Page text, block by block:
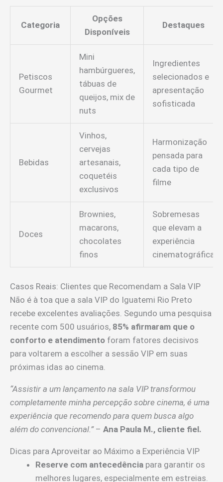
Categoria
Opções
Disponíveis
Destaques
Petiscos
Gourmet
Mini
hambúrgueres,
tábuas de
queijos, mix de
nuts
Ingredientes
selecionados e
apresentação
sofisticada
Bebidas
Vinhos,
cervejas
artesanais,
coquetéis
exclusivos
Harmonização
pensada para
cada tipo de
filme
Doces
Brownies,
macarons,
chocolates
finos
Sobremesas
que elevam a
experiência
cinematográfica
Casos Reais: Clientes que Recomendam a Sala VIP
Não é à toa que a sala VIP do Iguatemi Rio Preto
recebe excelentes avaliações. Segundo uma pesquisa
recente com 500 usuários, 85% afirmaram que o
conforto e atendimento foram fatores decisivos
para voltarem a escolher a sessão VIP em suas
próximas idas ao cinema.
“Assistir a um lançamento na sala VIP transformou
completamente minha percepção sobre cinema, é uma
experiência que recomendo para quem busca algo
além do convencional.”– Ana Paula M., cliente fiel.
Dicas para Aproveitar ao Máximo a Experiência VIP
Reserve com antecedência para garantir os
melhores lugares, especialmente em estreias.